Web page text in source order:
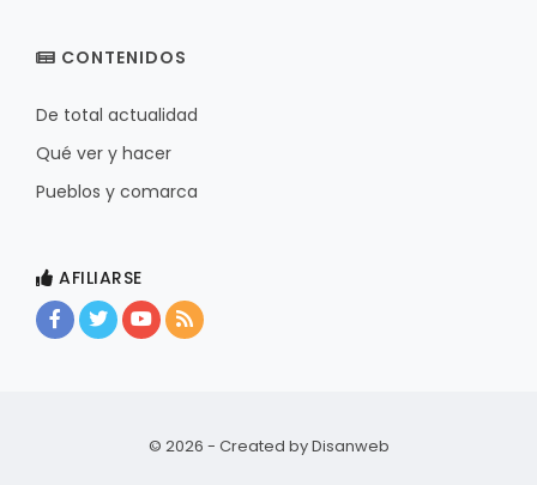
CONTENIDOS
De total actualidad
Qué ver y hacer
Pueblos y comarca
AFILIARSE
© 2026 - Created byDisanweb